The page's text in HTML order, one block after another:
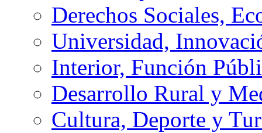
Derechos Sociales,
Universidad,
Interior, Función
Desarrollo Rural y
Cultura, Deporte y